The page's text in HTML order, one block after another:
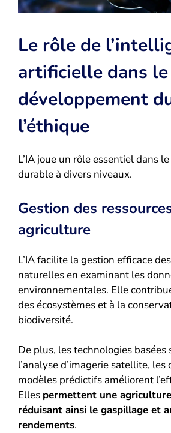
Le rôle de
artificielle dans le
développement
l’éthique
L’IA joue un rôle essentiel dans
durable à divers niveaux.
Gestion des
agriculture
L’IA facilite la gestion efficace
naturelles en examinant les
environnementales. Elle
des écosystèmes et à la
biodiversité.
De plus, les technologies basées
l’analyse d’imagerie satellite, les
modèles prédictifs améliorent
Elles permettent une
réduisant ainsi le gaspillage et
rendements.